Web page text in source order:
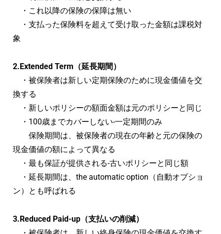
・これ以降の保険の保障は無い
・支払った保険料を超えて受け取った金額は課税対
象
2.Extended Term（延長期間）
・被保険者は新しい定期保険のために現金価値を交
換する
・新しいポリシーの額面金額は元のポリシーと同じ
・100歳までカバーしない-一定期間のみ
保険期間は、被保険者の現在の年齢と元の保険の
現金価値の額によって異なる
・最も保証が提供される-古いポリシーと同じ額
・延長期間は、the automatic option（自動オプショ
ン）とも呼ばれる
3.Reduced Paid-up（支払いの削減）